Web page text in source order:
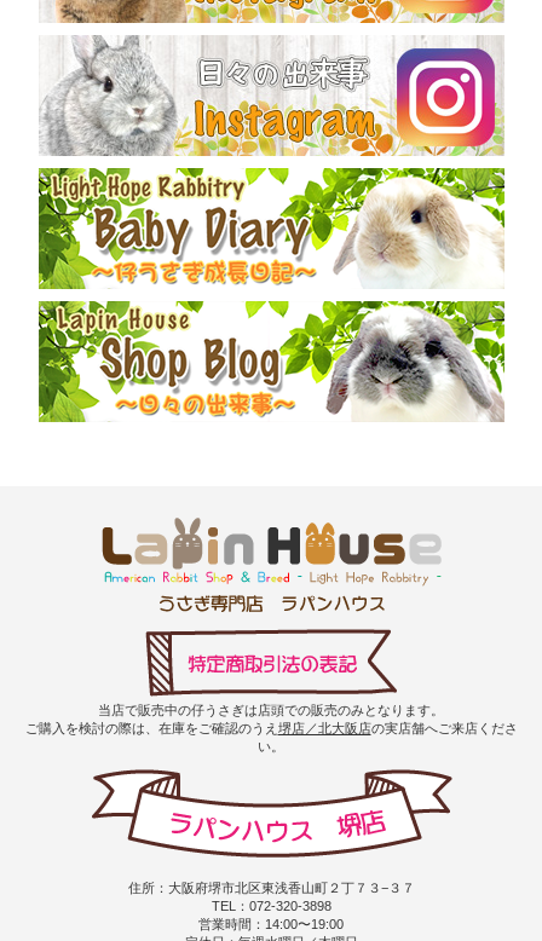
当店で販売中の仔うさぎは店頭での販売のみとなります。
ご購入を検討の際は、在庫をご確認のうえ 堺店／北大阪店の実店舗へご来店くださ
い。
住所：大阪府堺市北区東浅香山町２丁７３−３７
TEL：072-320-3898
営業時間：14:00〜19:00